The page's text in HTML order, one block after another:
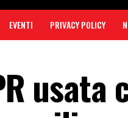
EVENTI PRIVACY POLICY
usata